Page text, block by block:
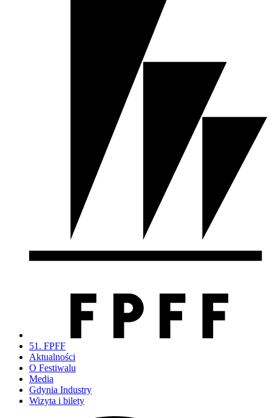
51. FPFF
Aktualności
O Festiwalu
Media
Gdynia Industry
Wizyta i bilety